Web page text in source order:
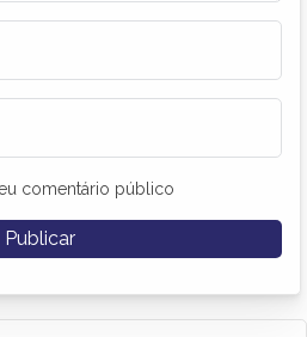
comentário público